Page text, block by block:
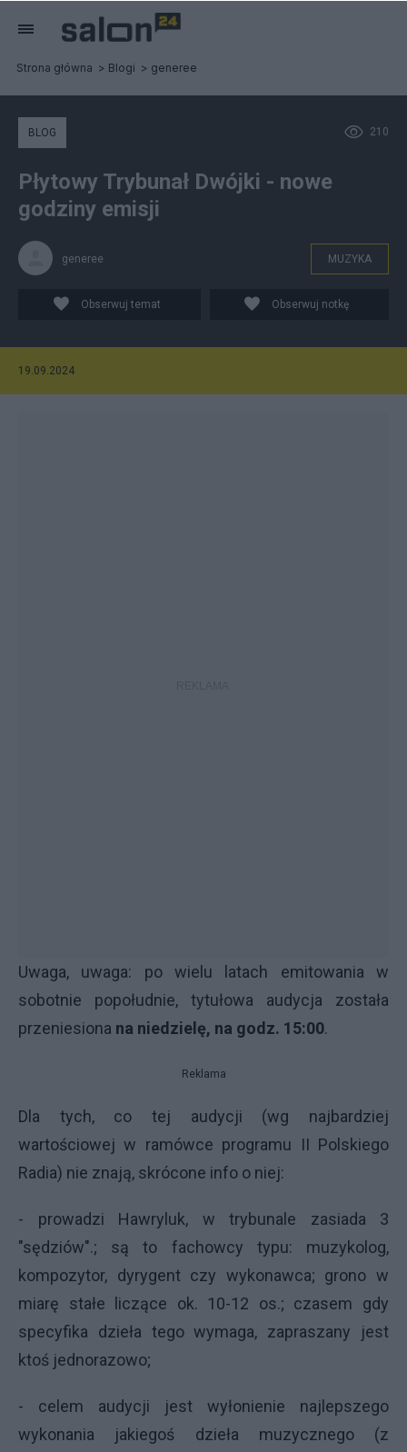
Strona główna Blogi generee
210
BLOG
Płytowy Trybunał Dwójki - nowe
godziny emisji
generee MUZYKA
Obserwuj temat Obserwuj notkę
19.09.2024
Uwaga, uwaga: po wielu latach emitowania w
sobotnie popołudnie, tytułowa audycja została
przeniesiona na niedzielę, na godz. 15:00.
Reklama
Dla tych, co tej audycji (wg najbardziej
wartościowej w ramówce programu II Polskiego
Radia) nie znają, skrócone info o niej:
- prowadzi Hawryluk, w trybunale zasiada 3
"sędziów".; są to fachowcy typu: muzykolog,
kompozytor, dyrygent czy wykonawca; grono w
miarę stałe liczące ok. 10-12 os.; czasem gdy
specyfika dzieła tego wymaga, zapraszany jest
ktoś jednorazowo;
- celem audycji jest wyłonienie najlepszego
wykonania jakiegoś dzieła muzycznego (z